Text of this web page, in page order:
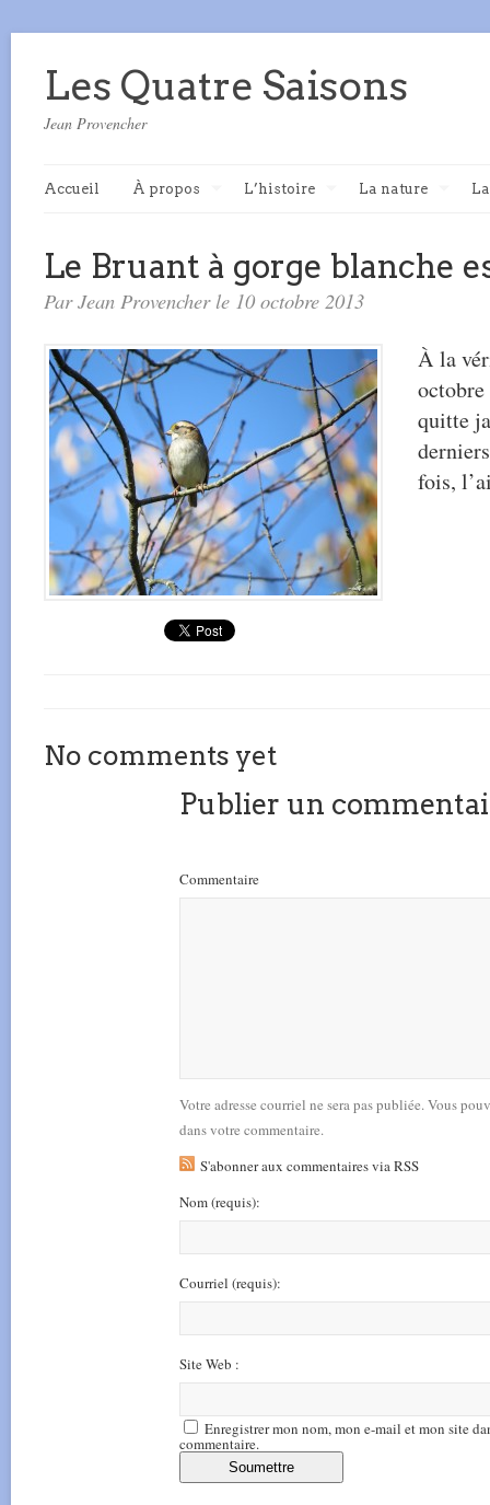
Les Quatre Saisons
Jean Provencher
Accueil À propos L’histoire La nature
Le Bruant à gorge blanche
Par Jean Provencher le 10 octobre 2013
À la
quitte
fois,
No comments yet
Publier un
Commentaire
Votre adresse courriel ne sera pas publiée. Vous
dans votre commentaire.
S'abonner aux commentaires via RSS
Nom(requis):
Courriel (requis):
Site Web :
Enregistrer mon nom, mon e-mail et mon site
commentaire.